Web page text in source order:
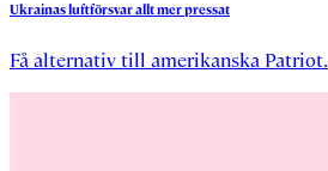
Ukrainasluftförsvaralltmerpressat
Få alternativ till amerikanska Patriot.